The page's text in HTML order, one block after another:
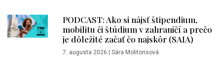
PODCAST: Ako si nájsť štipendium,
mobilitu či štúdium v zahraničí a prečo
je dôležité začať čo najskôr (SAIA)
7. augusta 2026 Sára Molitorisová